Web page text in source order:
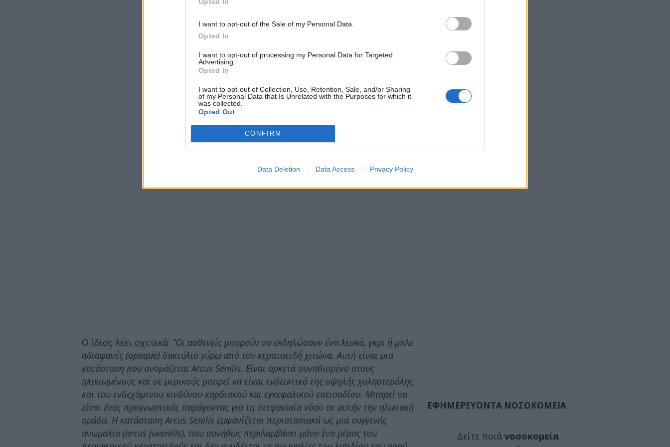
I want to opt-out of the Sale of my Personal Data.
Opted In
I want to opt-out of processing my Personal Data for Targeted
Advertising.
Opted In
I want to opt-out of Collection, Use, Retention, Sale, and/or Sharing
of my Personal Data that Is Unrelated with the Purposes for which it
was collected.
Opted Out
CONFIRM
Data Deletion Data Access Privacy Policy
Ο ίδιος λέει σχετικά: “Οι ασθενείς μπορούν να εκδηλώσουν ένα λευκό, γκρι ή μπλε
αδιαφανές (opaque) δακτύλιο γύρω από τον κερατοειδή χιτώνα. Αυτή είναι μια
κατάσταση που ονομάζεται Arcus Senilis. Είναι αρκετά συνηθισμένο στους
ηλικιωμένους και σε μερικούς μπορεί να είναι ενδεικτικό της υψηλής χοληστερόλης
και του ενδεχόμενου κινδύνου καρδιακού και εγκεφαλικού επεισοδίου. Μπορεί να
είναι ένας προγνωστικός παράγοντας για τη στεφανιαία νόσο σε αυτήν την ηλικιακή
ομάδα. Η κατάσταση Arcus Senilis εμφανίζεται περιστασιακά ως μια συγγενής
ανωμαλία (arcus juvenilis), που συνήθως περιλαμβάνει μόνο ένα μέρος του
ΕΦΗΜΕΡΕΥΟΝΤΑ ΝΟΣΟΚΟΜΕΙΑ
Δείτε ποιά νοσοκομεία